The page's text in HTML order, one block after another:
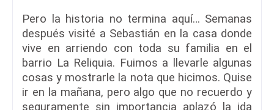
Pero la historia no termina aquí… Semanas
después visité a Sebastián en la casa donde
vive en arriendo con toda su familia en el
barrio La Reliquia. Fuimos a llevarle algunas
cosas y mostrarle la nota que hicimos. Quise
ir en la mañana, pero algo que no recuerdo y
seguramente sin importancia aplazó la ida